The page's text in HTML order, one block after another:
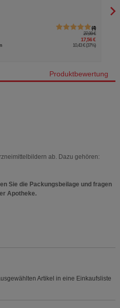
22
22,80 €
13,99 €
8,81 € (39%)
Produktbewertung
ab. Dazu gehören:
Sie die Packungsbeilage und fragen
Apotheke.
Artikel in eine Einkaufsliste